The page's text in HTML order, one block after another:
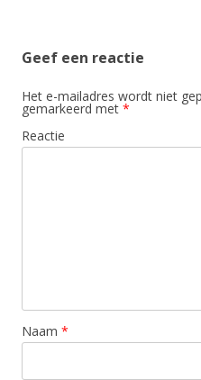
Geef een reactie
Het e-mailadres wordt niet
gemarkeerd met *
Reactie
Naam *